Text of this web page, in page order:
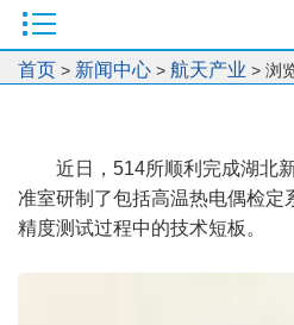
首页 > 新闻中心 > 航天产业 > 浏
近日，514所顺利完成湖北
准室研制了包括高温热电偶检定
精度测试过程中的技术短板。